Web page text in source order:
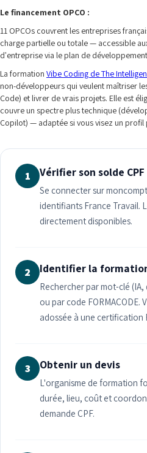
Le financement OPCO :
11 OPCOs couvrent les entreprises
charge partielle ou totale — accessible
d'entreprise via le plan de
La formation Vibe Coding de The
non-développeurs qui veulent maîtriser
Code) et livrer de vrais projets. Elle est
couvre un spectre plus technique
Copilot) — adaptée si vous visez un profil
1 Vérifier son solde CPF
Se connecter sur
identifiants France Travail.
directement disponibles.
2 Identifier la
Rechercher par mot-clé
ou par code
adossée à une certification
3 Obtenir un devis
L'organisme de formation
durée, lieu, coût et
demande CPF.